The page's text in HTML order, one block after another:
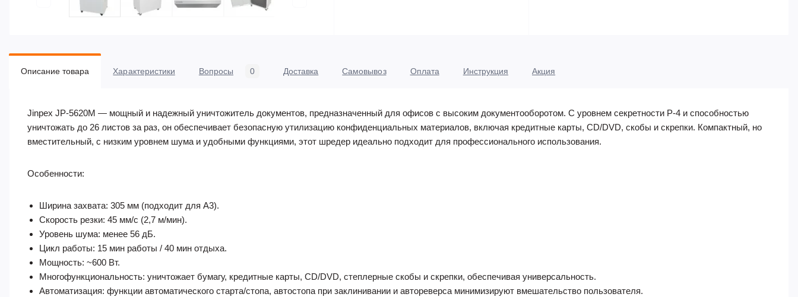
Описание товара Характеристики Вопросы 0 Доставка Самовывоз Оплата Инструкция Акция
Jinpex JP-5620M — мощный и надежный уничтожитель документов, предназначенный для офисов с высоким документооборотом. С уровнем секретности P-4 и способностью
уничтожать до 26 листов за раз, он обеспечивает безопасную утилизацию конфиденциальных материалов, включая кредитные карты, CD/DVD, скобы и скрепки. Компактный, но
вместительный, с низким уровнем шума и удобными функциями, этот шредер идеально подходит для профессионального использования.
Особенности:
Ширина захвата: 305 мм (подходит для A3).
Скорость резки: 45 мм/с (2,7 м/мин).
Уровень шума: менее 56 дБ.
Цикл работы: 15 мин работы / 40 мин отдыха.
Мощность: ~600 Вт.
Многофункциональность: уничтожает бумагу, кредитные карты, CD/DVD, степлерные скобы и скрепки, обеспечивая универсальность.
Автоматизация: функции автоматического старта/стопа, автостопа при заклинивании и автореверса минимизируют вмешательство пользователя.